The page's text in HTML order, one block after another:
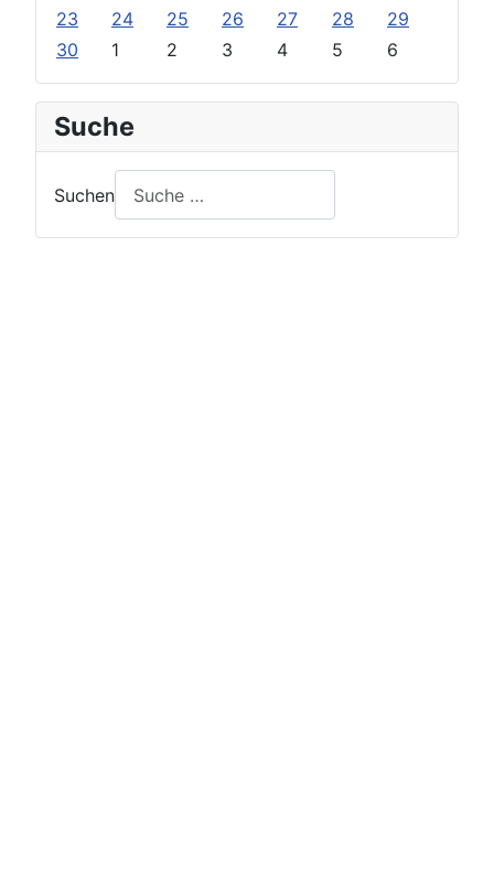
23
24 25 26 27 28
29
30
1 2 3 4 5 6
Suche
Suchen